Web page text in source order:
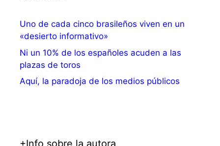
Uno de cada cinco brasileños viven en un
«desierto informativo»
Ni un 10% de los españoles acuden a las
plazas de toros
Aquí, la paradoja de los medios públicos